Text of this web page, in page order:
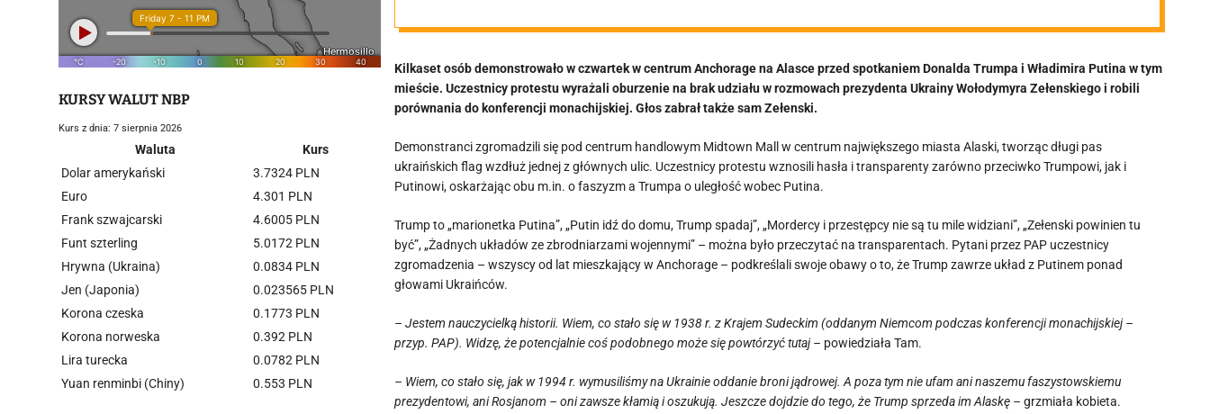
Kilkaset osób demonstrowało w czwartek w centrum Anchorage na Alasce przed spotkaniem Donalda Trumpa i Władimira Putina w tym
mieście. Uczestnicy protestu wyrażali oburzenie na brak udziału w rozmowach prezydenta Ukrainy Wołodymyra Zełenskiego i robili
porównania do konferencji monachijskiej. Głos zabrał także sam Zełenski.
Demonstranci zgromadzili się pod centrum handlowym Midtown Mall w centrum największego miasta Alaski, tworząc długi pas
ukraińskich flag wzdłuż jednej z głównych ulic. Uczestnicy protestu wznosili hasła i transparenty zarówno przeciwko Trumpowi, jak i
Putinowi, oskarżając obu m.in. o faszyzm a Trumpa o uległość wobec Putina.
Trump to „marionetka Putina”, „Putin idź do domu, Trump spadaj”, „Mordercy i przestępcy nie są tu mile widziani”, „Zełenski powinien tu
być”, „Żadnych układów ze zbrodniarzami wojennymi” – można było przeczytać na transparentach. Pytani przez PAP uczestnicy
zgromadzenia – wszyscy od lat mieszkający w Anchorage – podkreślali swoje obawy o to, że Trump zawrze układ z Putinem ponad
głowami Ukraińców.
– Jestem nauczycielką historii. Wiem, co stało się w 1938 r. z Krajem Sudeckim (oddanym Niemcom podczas konferencji monachijskiej –
przyp. PAP). Widzę, że potencjalnie coś podobnego może się powtórzyć tutaj – powiedziała Tam.
– Wiem, co stało się, jak w 1994 r. wymusiliśmy na Ukrainie oddanie broni jądrowej. A poza tym nie ufam ani naszemu faszystowskiemu
prezydentowi, ani Rosjanom – oni zawsze kłamią i oszukują. Jeszcze dojdzie do tego, że Trump sprzeda im Alaskę – grzmiała kobieta.
KURSY WALUT NBP
Kurs z dnia: 7 sierpnia 2026
Waluta
Kurs
Dolar amerykański
3.7324 PLN
Euro
4.301 PLN
Frank szwajcarski
4.6005 PLN
Funt szterling
5.0172 PLN
Hrywna (Ukraina)
0.0834 PLN
Jen (Japonia)
0.023565 PLN
Korona czeska
0.1773 PLN
Korona norweska
0.392 PLN
Lira turecka
0.0782 PLN
Yuan renminbi (Chiny)
0.553 PLN